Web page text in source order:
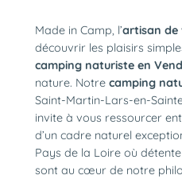
Made in Camp, l’artisan de
découvrir les plaisirs
camping naturiste en
nature. Notre camping
Saint-Martin-Lars-en-
invite à vous ressourcer
d’un cadre naturel
Pays de la Loire où
sont au cœur de notre